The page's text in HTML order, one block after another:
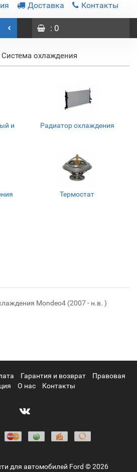
Доставка Контакты
: 0
Система охлаждения
и
Радиатор охлаждения
Термостат
Mondeo4 (2007 - н.в. )
Гарантия и возврат
Правовая
О нас Контакты
для автомобилей Ford © 2026